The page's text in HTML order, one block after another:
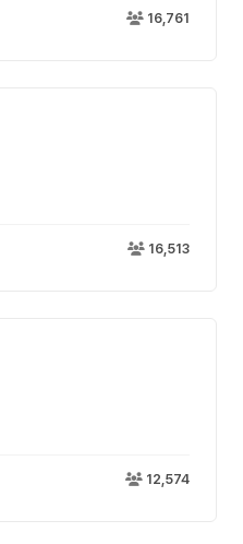
16,761
16,513
12,574